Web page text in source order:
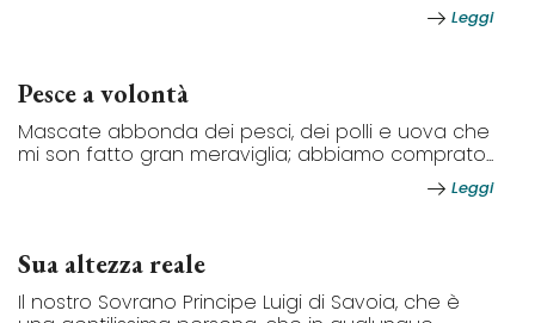
Leggi
Pesce a volontà
Mascate abbonda dei pesci, dei polli e uova che
mi son fatto gran meraviglia; abbiamo comprato...
Leggi
Sua altezza reale
Il nostro Sovrano Principe Luigi di Savoia, che è